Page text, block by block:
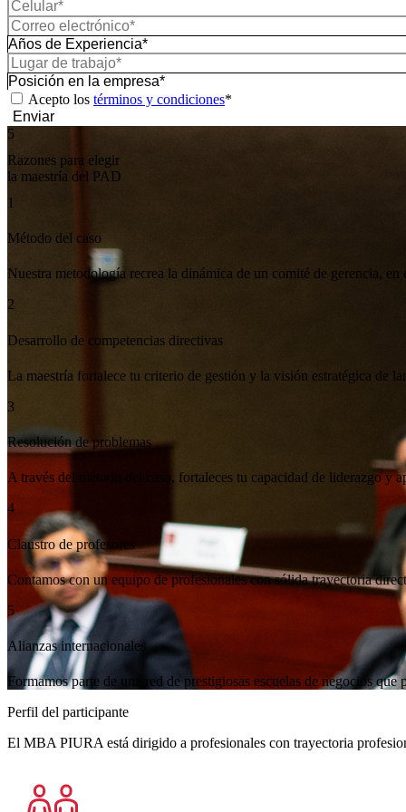
Acepto los términos y condiciones*
Enviar
5
Razones para elegir
la maestría del PAD
Nuestra metodología recrea la dinámica de un comité de gerencia,
La maestría fortalece tu criterio de gestión y la visión estratégica de
A través del método del caso, fortaleces tu capacidad de liderazgo y
Contamos con un equipo de profesionales con sólida trayectoria
Formamos parte de una red de prestigiosas escuelas de negocios
Perfil del participante
El MBA PIURA está dirigido a profesionales con trayectoria